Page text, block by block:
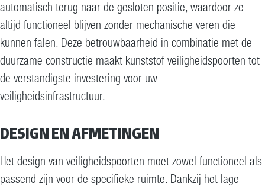
automatisch terug naar de gesloten positie, waardoor ze
altijd functioneel blijven zonder mechanische veren die
kunnen falen. Deze betrouwbaarheid in combinatie met de
duurzame constructie maakt kunststof veiligheidspoorten tot
de verstandigste investering voor uw
veiligheidsinfrastructuur.
DESIGN EN AFMETINGEN
Het design van veiligheidspoorten moet zowel functioneel als
passend zijn voor de specifieke ruimte. Dankzij het lage